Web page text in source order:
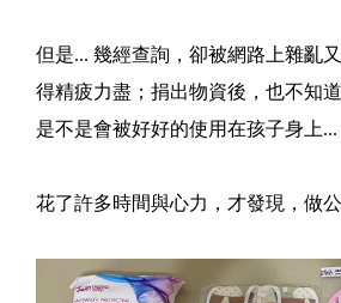
但是... 幾經查詢，卻被網路上雜亂
得精疲力盡；捐出物資後，也不知
是不是會被好好的使用在孩子身上...
花了許多時間與心力，才發現，做